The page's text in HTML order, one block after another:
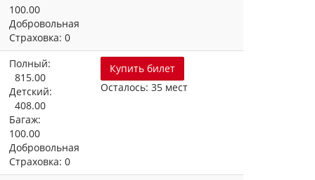
100.00
Добровольная
Страховка: 0
Полный:
815.00
Детский:
408.00
Багаж:
100.00
Добровольная
Страховка: 0
Купить билет
Осталось: 35 мест